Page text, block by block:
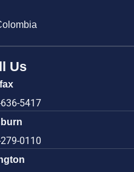
Us
5417
0110